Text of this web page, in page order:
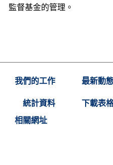
監督基金的管理。
我們的工作 最新動
統計資料 下載表
相關網址